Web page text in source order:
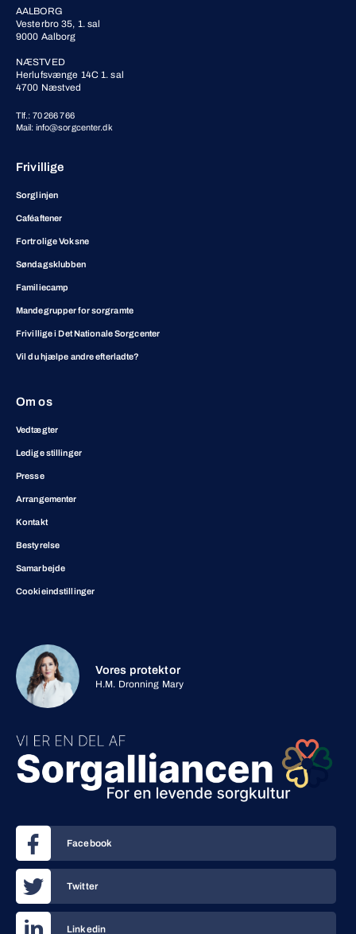
AALBORG
Vesterbro 35, 1. sal
9000 Aalborg
NÆSTVED
Herlufsvænge 14C 1. sal
4700 Næstved
Tlf.: 70 266 766
Mail: info@sorgcenter.dk
Frivillige
Sorglinjen
Caféaftener
Fortrolige Voksne
Søndagsklubben
Familiecamp
Mandegrupper for sorgramte
Frivillige i Det Nationale Sorgcenter
Vil du hjælpe andre efterladte?
Om os
Vedtægter
Ledige stillinger
Presse
Arrangementer
Kontakt
Bestyrelse
Samarbejde
Cookieindstillinger
Vores protektor
H.M. Dronning Mary
Facebook
Twitter
Linkedin